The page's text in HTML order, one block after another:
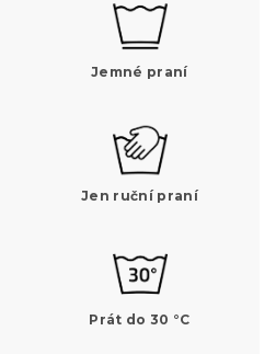
Jemné praní
Jen ruční praní
Prát do 30 °C